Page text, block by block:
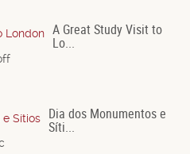
A Great Study Visit to
Lo...
Dia dos Monumentos e
Síti...